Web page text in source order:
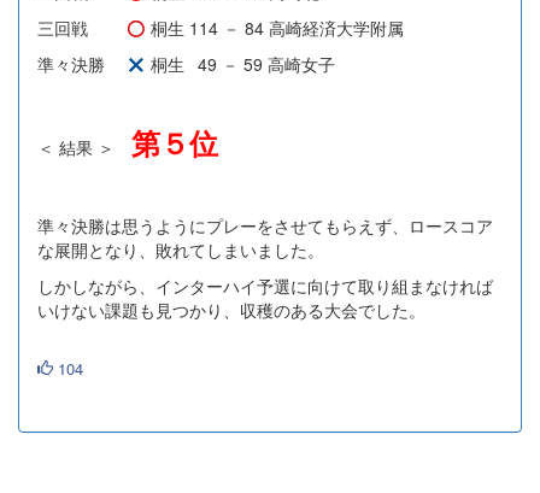
三回戦
桐生 114 － 84 高崎経済大学附属
準々決勝
桐生 49 － 59 高崎女子
＜ 結果 ＞ 第５位
準々決勝は思うようにプレーをさせてもらえず、ロースコア
な展開となり、敗れてしまいました。
しかしながら、インターハイ予選に向けて取り組まなければ
いけない課題も見つかり、収穫のある大会でした。
104